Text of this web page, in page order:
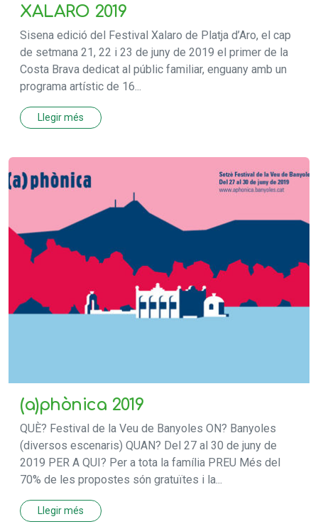
XALARO 2019
Sisena edició del Festival Xalaro de Platja d’Aro, el cap
de setmana 21, 22 i 23 de juny de 2019 el primer de la
Costa Brava dedicat al públic familiar, enguany amb un
programa artístic de 16...
Llegir més
(a)phònica 2019
QUÈ? Festival de la Veu de Banyoles ON? Banyoles
(diversos escenaris) QUAN? Del 27 al 30 de juny de
2019 PER A QUI? Per a tota la família PREU Més del
70% de les propostes són gratuïtes i la...
Llegir més